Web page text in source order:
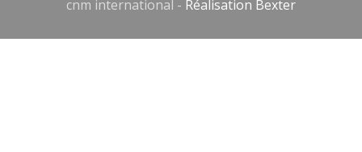
cnm international - Réalisation Bexter